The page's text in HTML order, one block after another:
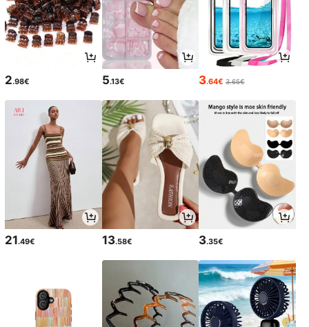
2.98€ 5.13€ 3.64€ 3.65€
21.49€ 13.58€ 3.35€